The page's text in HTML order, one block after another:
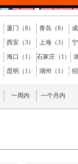
厦门（8） 青岛（8）
西安（3） 上海（3）
海口（1） 石家庄（1）
昆明（1） 湖州（1）
一周内 一个月内